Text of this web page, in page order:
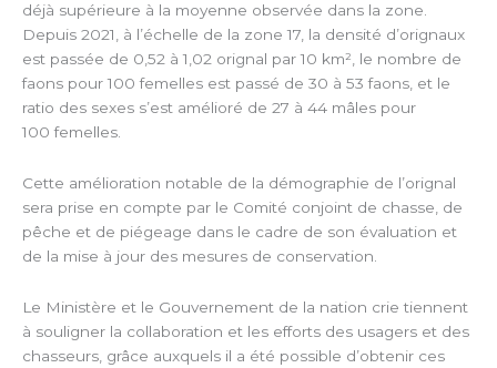
déjà supérieure à la moyenne observée dans la zone.
Depuis 2021, à l’échelle de la zone 17, la densité d’orignaux
est passée de 0,52 à 1,02 orignal par 10 km², le nombre de
faons pour 100 femelles est passé de 30 à 53 faons, et le
ratio des sexes s’est amélioré de 27 à 44 mâles pour
100 femelles.
Cette amélioration notable de la démographie de l’orignal
sera prise en compte par le Comité conjoint de chasse, de
pêche et de piégeage dans le cadre de son évaluation et
de la mise à jour des mesures de conservation.
Le Ministère et le Gouvernement de la nation crie tiennent
à souligner la collaboration et les efforts des usagers et des
chasseurs, grâce auxquels il a été possible d’obtenir ces